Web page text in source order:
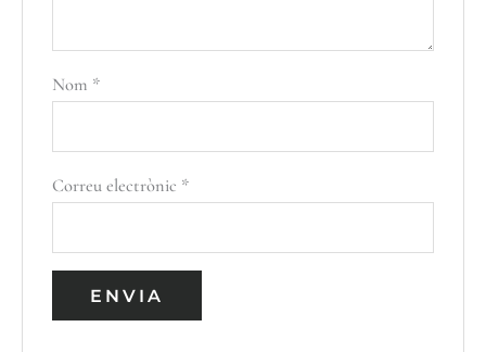
Nom *
Correu electrònic *